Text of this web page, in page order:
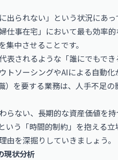
出られない」という状況にあ
仕事在宅」において最も効率
中させることです。
表されるような「誰にでもで
トソーシングやAIによる自動
）を要する業務は、人手不足
らない、長期的な資産価値を
いう「時間的制約」を抱える
を深掘りしていきましょう。
現状分析